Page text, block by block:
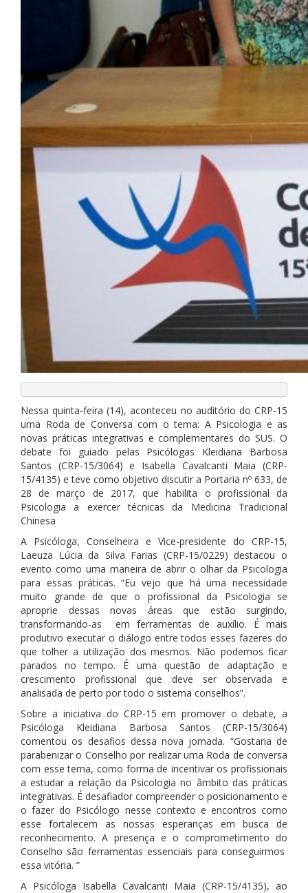
Nessa quinta-feira (14), aconteceu no auditório do CRP-15
uma Roda de Conversa com o tema: A Psicologia e as
novas práticas integrativas e complementares do SUS. O
debate foi guiado pelas Psicólogas Kleidiana Barbosa
Santos (CRP-15/3064) e Isabella Cavalcanti Maia (CRP-
15/4135) e teve como objetivo discutir a Portaria nº 633, de
28 de março de 2017, que habilita o profissional da
Psicologia a exercer técnicas da Medicina Tradicional
Chinesa
A Psicóloga, Conselheira e Vice-presidente do CRP-15,
Laeuza Lúcia da Silva Farias (CRP-15/0229) destacou o
evento como uma maneira de abrir o olhar da Psicologia
para essas práticas. “Eu vejo que há uma necessidade
muito grande de que o profissional da Psicologia se
aproprie dessas novas áreas que estão surgindo,
transformando-as em ferramentas de auxílio. É mais
produtivo executar o diálogo entre todos esses fazeres do
que tolher a utilização dos mesmos. Não podemos ficar
parados no tempo. É uma questão de adaptação e
crescimento profissional que deve ser observada e
analisada de perto por todo o sistema conselhos”.
Sobre a iniciativa do CRP-15 em promover o debate, a
Psicóloga Kleidiana Barbosa Santos (CRP-15/3064)
comentou os desafios dessa nova jornada. “Gostaria de
parabenizar o Conselho por realizar uma Roda de conversa
com esse tema, como forma de incentivar os profissionais
a estudar a relação da Psicologia no âmbito das práticas
integrativas. É desafiador compreender o posicionamento e
o fazer do Psicólogo nesse contexto e encontros como
esse fortalecem as nossas esperanças em busca de
reconhecimento. A presença e o comprometimento do
Conselho são ferramentas essenciais para conseguirmos
essa vitória. ”
A Psicóloga Isabella Cavalcanti Maia (CRP-15/4135), ao